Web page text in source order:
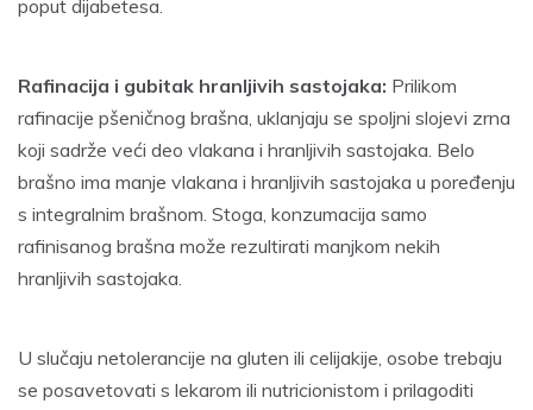
poput dijabetesa.
Rafinacija i gubitak hranljivih sastojaka: Prilikom
rafinacije pšeničnog brašna, uklanjaju se spoljni slojevi zrna
koji sadrže veći deo vlakana i hranljivih sastojaka. Belo
brašno ima manje vlakana i hranljivih sastojaka u poređenju
s integralnim brašnom. Stoga, konzumacija samo
rafinisanog brašna može rezultirati manjkom nekih
hranljivih sastojaka.
U slučaju netolerancije na gluten ili celijakije, osobe trebaju
se posavetovati s lekarom ili nutricionistom i prilagoditi